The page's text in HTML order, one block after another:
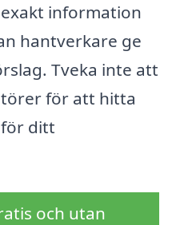
information
hantverkare ge
Tveka inte att
för att hitta
ditt
och utan